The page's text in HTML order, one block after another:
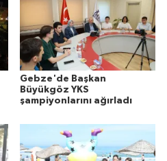
Gebze'de Başkan
Büyükgöz YKS
şampiyonlarını ağırladı